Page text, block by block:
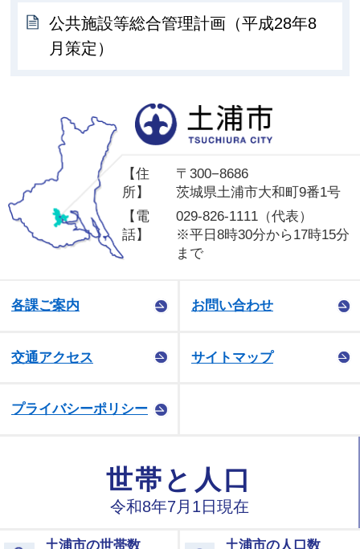
公共施設等総合管理計画（平成28年8
月策定）
【住
所】
〒300−8686
茨城県土浦市大和町9番1号
【電
話】
029-826-1111（代表）
※平日8時30分から17時15分
まで
各課ご案内 お問い合わせ
交通アクセス サイトマップ
プライバシーポリシー